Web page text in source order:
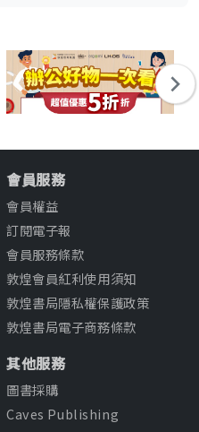
會員服務
會員權益
訂閱電子報
會員服務條款
敦煌會員紅利使用須知
敦煌書局隱私權保護政策
敦煌書局電子商務條款
其他服務
圖書採購
Caves Publishing